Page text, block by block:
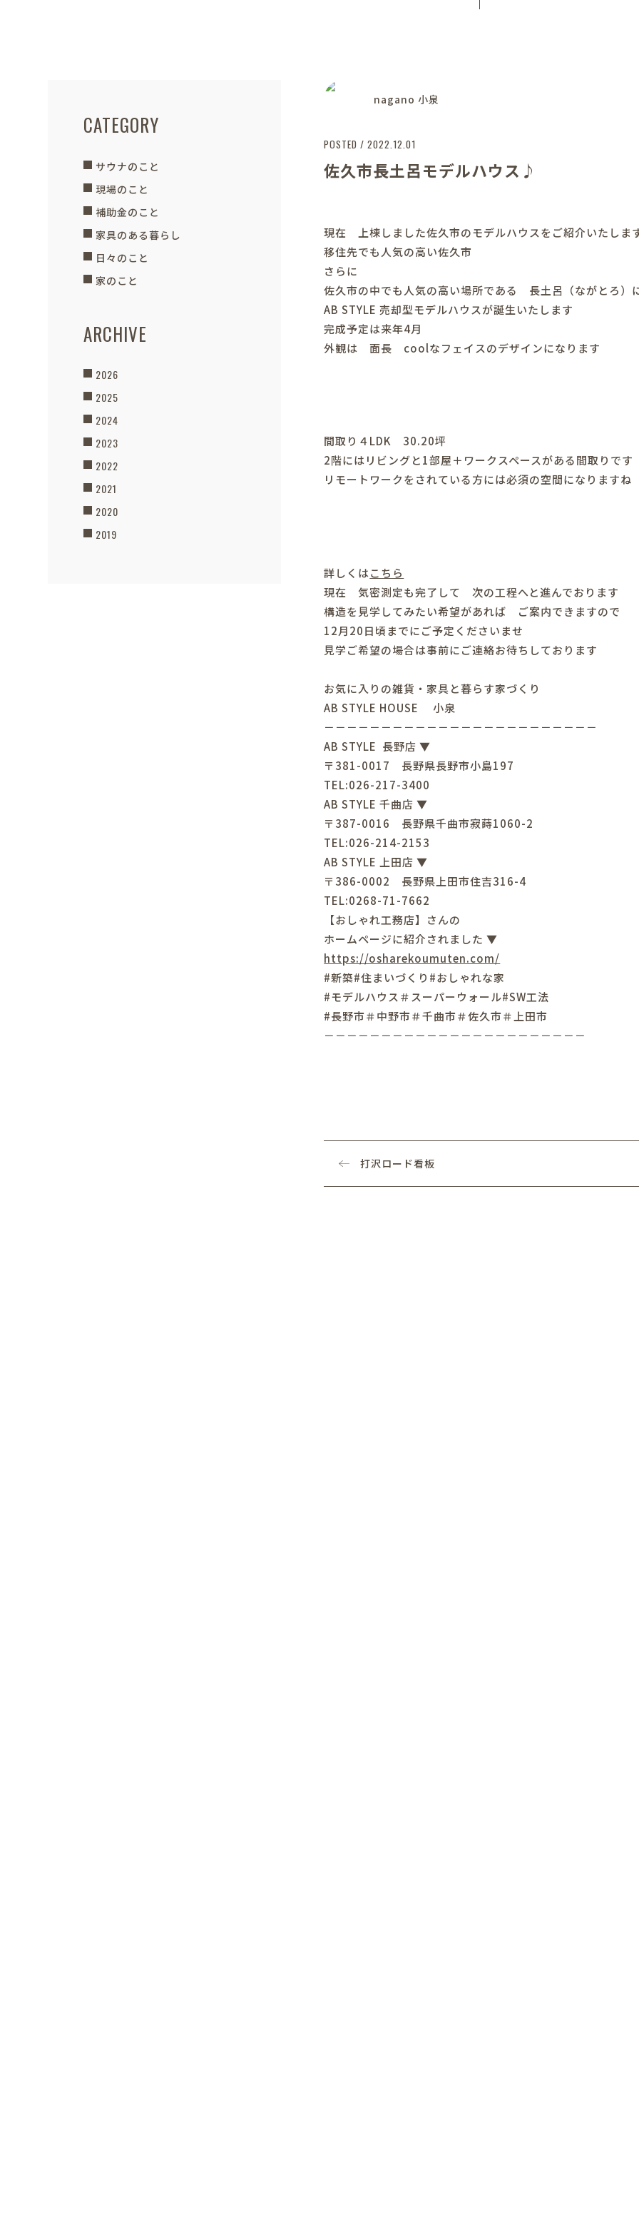
nagano 小泉
POSTED / 2022.12.01
佐久市長土呂モデルハウス♪
現在 上棟しました佐久市のモデルハウスをご紹介いたしま
移住先でも人気の高い佐久市
さらに
佐久市の中でも人気の高い場所である 長土呂（ながとろ）
AB STYLE 売却型モデルハウスが誕生いたします
完成予定は来年4月
外観は 面長 coolなフェイスのデザインになります
間取り４LDK 30.20坪
2階にはリビングと1部屋＋ワークスペースがある間取りです
リモートワークをされている方には必須の空間になりますね
詳しくはこちら
現在 気密測定も完了して 次の工程へと進んでおります
構造を見学してみたい希望があれば ご案内できますので
12月20日頃までにご予定くださいませ
見学ご希望の場合は事前にご連絡お待ちしております
お気に入りの雑貨・家具と暮らす家づくり
AB STYLE HOUSE 小泉
－－－－－－－－－－－－－－－－－－－－－－－－
AB STYLE 長野店 ▼
〒381-0017 長野県長野市小島197
TEL:026-217-3400
AB STYLE 千曲店 ▼
〒387-0016 長野県千曲市寂蒔1060-2
TEL:026-214-2153
AB STYLE 上田店 ▼
〒386-0002 長野県上田市住吉316-4
TEL:0268-71-7662
【おしゃれ工務店】さんの
ホームページに紹介されました ▼
https://osharekoumuten.com/
#新築#住まいづくり#おしゃれな家
#モデルハウス＃スーパーウォール#SW工法
#長野市＃中野市＃千曲市＃佐久市＃上田市
－－－－－－－－－－－－－－－－－－－－－－－
打沢ロード看板
CATEGORY
サウナのこと
現場のこと
補助金のこと
家具のある暮らし
日々のこと
家のこと
ARCHIVE
2026
2025
2024
2023
2022
2021
2020
2019